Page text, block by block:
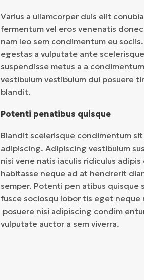
Varius a ullamcorper duis elit
fermentum vel eros venenatis
nam leo sem condimentum eu
egestas a vulputate ante
suspendisse metus a a
vestibulum vestibulum dui posuere
blandit.
Potenti penatibus quisque
Blandit scelerisque condimentum
adipiscing. Adipiscing vestibulum
nisi vene natis iaculis ridiculus adipis
habitasse neque ad at hendrerit
semper. Potenti pen atibus quisque
fusce sociosqu lobor tis eget neque
posuere nisi adipiscing condim
vulputate auctor a sem viverra.